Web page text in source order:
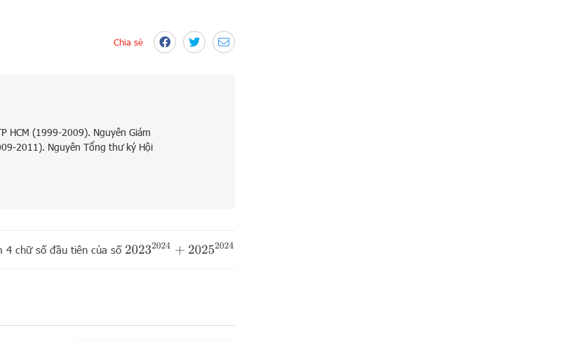
Chia sẻ
HCM (1999-2009). Nguyên Giám
2011). Nguyên Tổng thư ký Hội
4 chữ số đầu tiên của số 20232024+20252024